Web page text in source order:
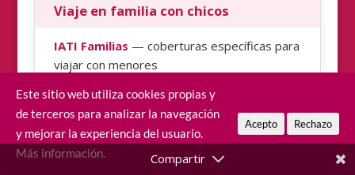
Viaje en familia con chicos
IATI Familias — coberturas específicas para
viajar con menores
Viaje en furgoneta o autocaravana
IATI Camper
Este sitio web utiliza cookies propias y
de terceros para analizar la navegación
y mejorar la experiencia del usuario.
Más información.
Acepto Rechazo